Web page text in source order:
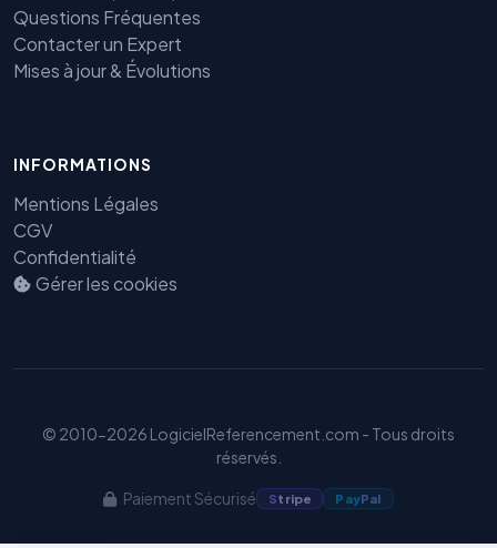
Questions Fréquentes
Contacter un Expert
Mises à jour & Évolutions
INFORMATIONS
Mentions Légales
CGV
Confidentialité
Gérer les cookies
© 2010-2026 LogicielReferencement.com - Tous droits
réservés.
Paiement Sécurisé Stripe PayPal